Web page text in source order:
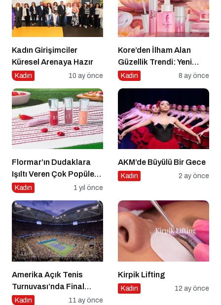
Kadın Girişimciler
Küresel Arenaya Hazır
Kadın 10 ay önce
Kore’den İlham Alan
Güzellik Trendi: Yeni
Flormar K-Spirit
Kadın 8 ay önce
Flormar’ın Dudaklara
Işıltı Veren Çok Popüler
Lipgloss Serisi Dewy Lip
Kadın 1 yıl önce
AKM’de Büyülü Bir Gece
Kadın 2 ay önce
Amerika Açık Tenis
Turnuvası’nda Final
Heyecanı Eurosport’ta!
Kadın 11 ay önce
Kirpik Lifting
Kadın 12 ay önce